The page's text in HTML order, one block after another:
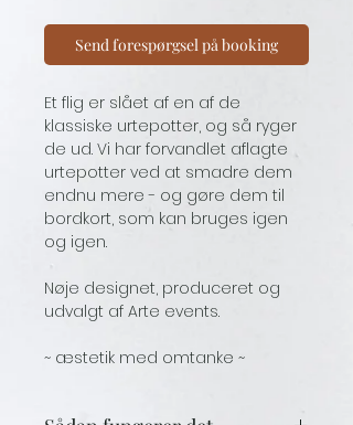
Send forespørgsel på booking
Et flig er slået af en af de
klassiske urtepotter, og så ryger
de ud. Vi har forvandlet aflagte
urtepotter ved at smadre dem
endnu mere - og gøre dem til
bordkort, som kan bruges igen
og igen.
Nøje designet, produceret og
udvalgt af Arte events.
~ æstetik med omtanke ~